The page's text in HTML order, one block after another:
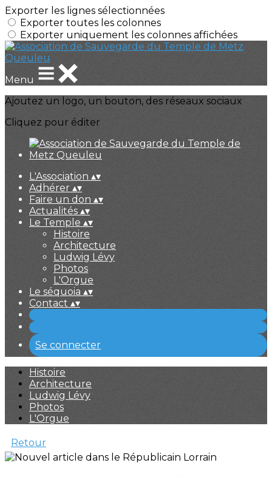
Exporter les lignes sélectionnées
Exporter toutes les colonnes
Exporter uniquement les colonnes affichées
Menu
Ajoutez un logo, un bouton, des réseaux sociaux
Cliquez pour éditer
L'Association ▴▾
Adhérer ▴▾
Faire un don ▴▾
Actualités ▴▾
Le Temple ▴▾
Histoire
Architecture
Ludwig Lévy
Photos
L'Orgue
Le séquoia ▴▾
Contact ▴▾
Se connecter
Histoire
Architecture
Ludwig Lévy
Photos
L'Orgue
Retour